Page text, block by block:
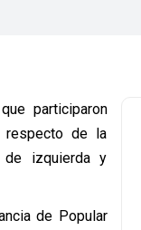
participaron
respecto de la
izquierda y
de Popular